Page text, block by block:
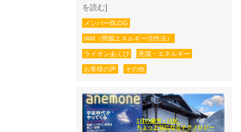
を読む]
メンバーBLOG
IAM（間脳エネルギー活性法）
ライオンあくび 意識・エネルギー
お客様の声 その他